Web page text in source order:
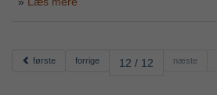
første forrige 12 / 12 næste